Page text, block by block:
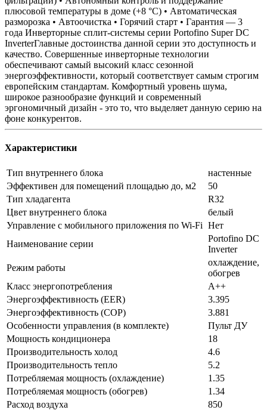
плюсовой температуры в доме (+8 °C) • Автоматическая
разморозка • Автоочистка • Горячий старт • Гарантия — 3
года Инверторные сплит-системы серии Portofino Super DC
InverterГлавные достоинства данной серии это доступность и
качество. Совершенные инверторные технологии
обеспечивают самый высокий класс сезонной
энергоэффективности, который соответствует самым строгим
европейским стандартам. Комфортный уровень шума,
широкое разнообразие функций и современный
эргономичный дизайн - это то, что выделяет данную серию на
фоне конкурентов.
Характеристики
Тип внутреннего блока
настенные
Эффективен для помещений площадью до, м2
50
Тип хладагента
R32
Цвет внутреннего блока
белый
Управление c мобильного приложения по Wi-Fi Нет
Наименование серии
Portofino DC
Inverter
Режим работы
охлаждение,
обогрев
Класс энергопотребления
A++
Энергоэффективность (EER)
3.395
Энергоэффективность (COP)
3.881
Особенности управления (в комплекте)
Пульт ДУ
Мощность кондиционера
18
Производительность холод
4.6
Производительность тепло
5.2
Потребляемая мощность (охлаждение)
1.35
Потребляемая мощность (обогрев)
1.34
Расход воздуха
850